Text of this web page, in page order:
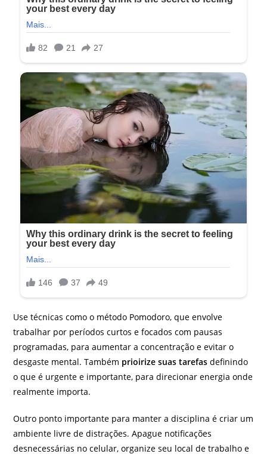
Use técnicas como o método Pomodoro, que envolve
trabalhar por períodos curtos e focados com pausas
programadas, para aumentar a concentração e evitar o
desgaste mental. Também prioirize suas tarefas definindo
o que é urgente e importante, para direcionar energia onde
realmente importa.
Outro ponto importante para manter a disciplina é criar um
ambiente livre de distrações. Apague notificações
desnecessárias no celular, organize seu local de trabalho e